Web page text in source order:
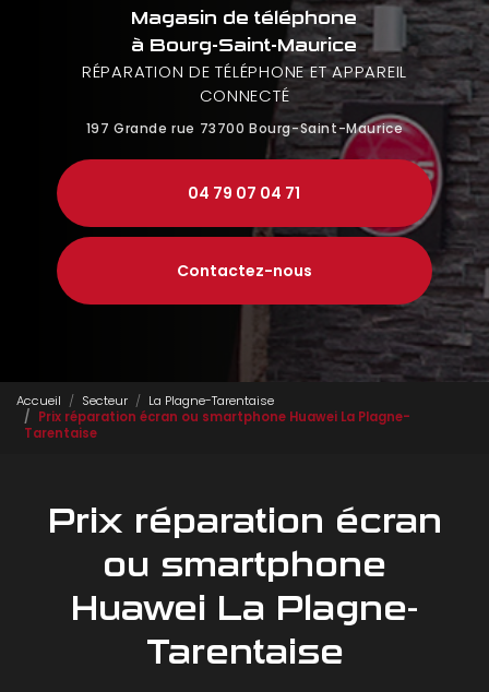
Magasin de téléphone
à Bourg-Saint-Maurice
RÉPARATION DE TÉLÉPHONE ET APPAREIL
CONNECTÉ
197 Grande rue 73700 Bourg-Saint-Maurice
04 79 07 04 71
Contactez-nous
Accueil Secteur
La Plagne-Tarentaise
Prix réparation écran ou smartphone Huawei La Plagne-
Tarentaise
Prix réparation écran
ou smartphone
Huawei La Plagne-
Tarentaise